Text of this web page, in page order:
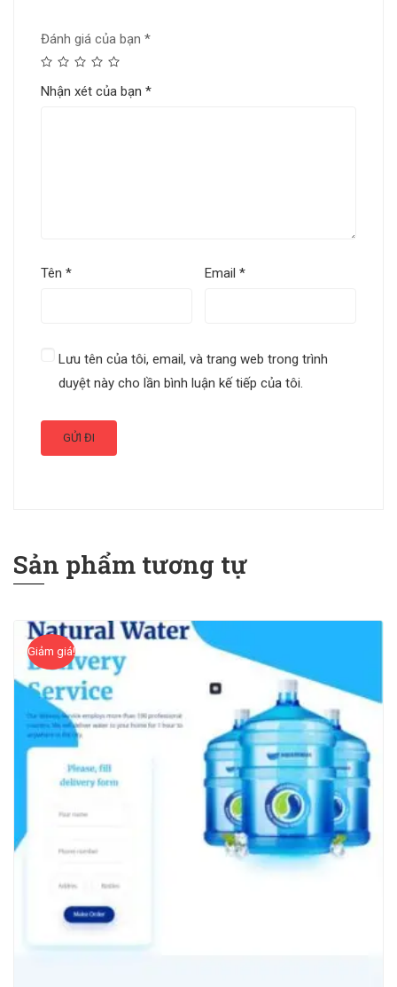
Đánh giá của bạn *
Nhận xét của bạn *
Tên * Email*
Lưu tên của tôi, email, và trang web trong trình
duyệt này cho lần bình luận kế tiếp của tôi.
Sản phẩm tương tự
Giảm giá!